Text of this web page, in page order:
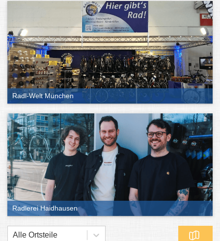
Radl-Welt München
Radlerei Haidhausen
Alle Ortsteile